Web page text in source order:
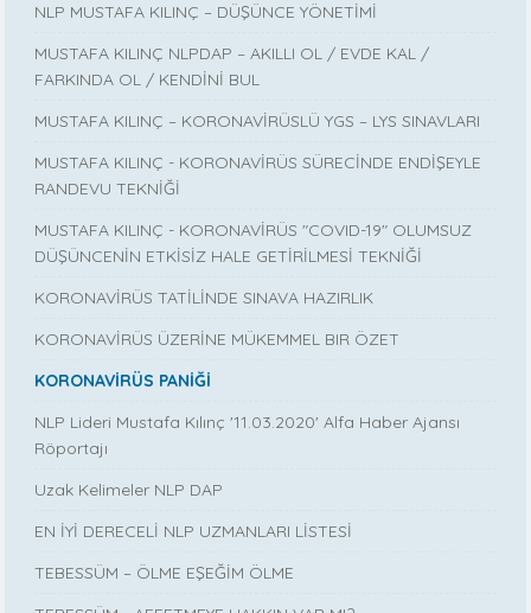
NLP MUSTAFA KILINÇ – DÜŞÜNCE YÖNETİMİ
MUSTAFA KILINÇ NLPDAP – AKILLI OL / EVDE KAL /
FARKINDA OL / KENDİNİ BUL
MUSTAFA KILINÇ – KORONAVİRÜSLÜ YGS – LYS SINAVLARI
MUSTAFA KILINÇ - KORONAVİRÜS SÜRECİNDE ENDİŞEYLE
RANDEVU TEKNİĞİ
MUSTAFA KILINÇ - KORONAVİRÜS "COVID-19" OLUMSUZ
DÜŞÜNCENİN ETKİSİZ HALE GETİRİLMESİ TEKNİĞİ
KORONAVİRÜS TATİLİNDE SINAVA HAZIRLIK
KORONAVİRÜS ÜZERİNE MÜKEMMEL BIR ÖZET
KORONAVİRÜS PANİĞİ
NLP Lideri Mustafa Kılınç '11.03.2020' Alfa Haber Ajansı
Röportajı
Uzak Kelimeler NLP DAP
EN İYİ DERECELİ NLP UZMANLARI LİSTESİ
TEBESSÜM – ÖLME EŞEĞİM ÖLME